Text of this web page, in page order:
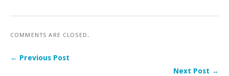
COMMENTS ARE CLOSED.
← Previous Post
Next Post →